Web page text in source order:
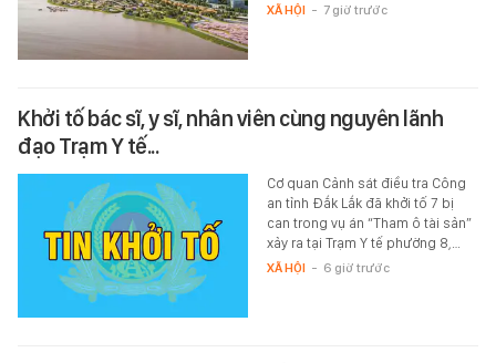
XÃ HỘI - 7 giờ trước
Khởi tố bác sĩ, y sĩ, nhân viên cùng nguyên lãnh
đạo Trạm Y tế...
Cơ quan Cảnh sát điều tra Công
an tỉnh Đắk Lắk đã khởi tố 7 bị
can trong vụ án “Tham ô tài sản”
xảy ra tại Trạm Y tế phường 8,…
XÃ HỘI - 6 giờ trước